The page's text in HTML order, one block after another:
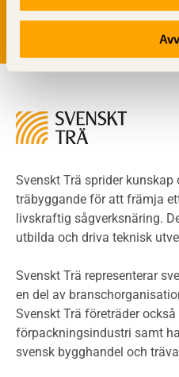
Riskvärdering i
Brandstatistik för
Kontroll av utförande
Miljöeffekter
LCA
Miljödeklarationer och
Termer och förkortningar
Planering
Klimatkalkylator hallar
Projektering av trähus
Byggsystem
Fasadsystem i
Bullerskärmar och
Läs vår
Svenskt Trä sprider
träbyggande för att främja
livskraftig sågverksnäring.
utbilda och driva teknisk
Svenskt Trä representerar
en del av
Svenskt Trä företräder
förpackningsindustri samt
svensk bygghandel och